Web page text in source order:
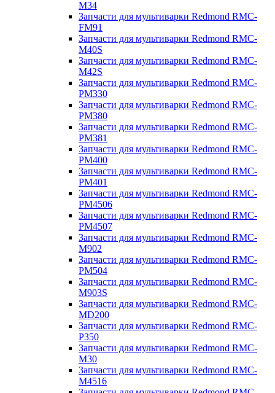
M34
Запчасти для мультиварки Redmond RMC-
FM91
Запчасти для мультиварки Redmond RMC-
M40S
Запчасти для мультиварки Redmond RMC-
M42S
Запчасти для мультиварки Redmond RMC-
PM330
Запчасти для мультиварки Redmond RMC-
PM380
Запчасти для мультиварки Redmond RMC-
PM381
Запчасти для мультиварки Redmond RMC-
PM400
Запчасти для мультиварки Redmond RMC-
PM401
Запчасти для мультиварки Redmond RMC-
PM4506
Запчасти для мультиварки Redmond RMC-
PM4507
Запчасти для мультиварки Redmond RMC-
M902
Запчасти для мультиварки Redmond RMC-
PM504
Запчасти для мультиварки Redmond RMC-
M903S
Запчасти для мультиварки Redmond RMC-
MD200
Запчасти для мультиварки Redmond RMC-
P350
Запчасти для мультиварки Redmond RMC-
M30
Запчасти для мультиварки Redmond RMC-
M4516